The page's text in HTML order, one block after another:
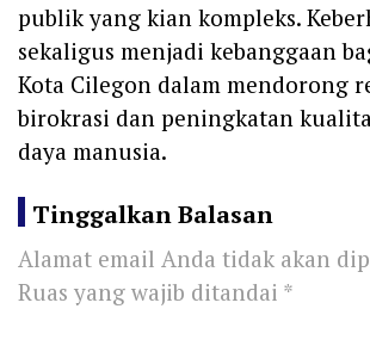
publik yang kian kompleks.
sekaligus menjadi kebanggaan
Kota Cilegon dalam mendorong
birokrasi dan peningkatan
daya manusia.
Tinggalkan Balasan
Alamat email Anda tidak akan
Ruas yang wajib ditandai *